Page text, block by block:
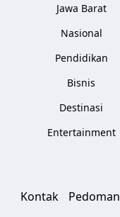
Jawa Barat
Nasional
Pendidikan
Bisnis
Destinasi
Entertainment
Kontak